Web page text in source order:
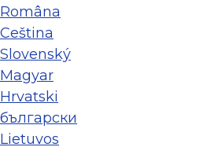
Româna
Ceština
Slovenský
Magyar
Hrvatski
български
Lietuvos